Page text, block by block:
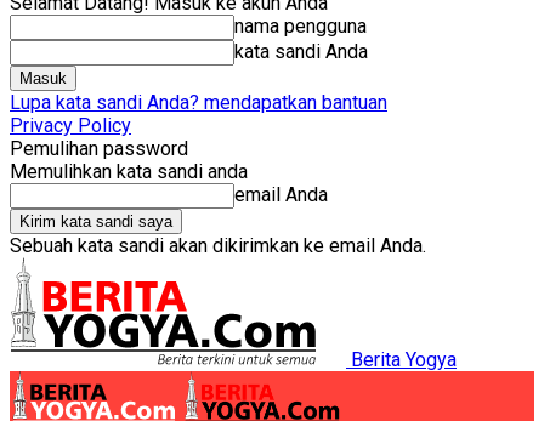
nama pengguna
kata sandi Anda
Lupa kata sandi Anda? mendapatkan bantuan
Privacy Policy
Pemulihan password
Memulihkan kata sandi anda
email Anda
Sebuah kata sandi akan dikirimkan ke email Anda.
Berita Yogya